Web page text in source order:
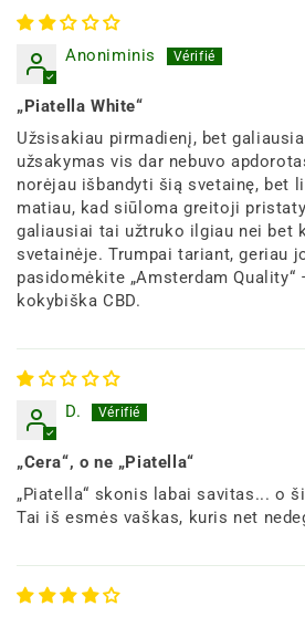
Anoniminis
„Piatella White“
Užsisakiau pirmadienį, bet
užsakymas vis dar nebuvo
norėjau išbandyti šią svetainę, bet
matiau, kad siūloma greitoji
galiausiai tai užtruko ilgiau nei bet
svetainėje. Trumpai tariant, geriau
pasidomėkite „Amsterdam
kokybiška CBD.
D.
„Cera“, o ne „Piatella“
„Piatella“ skonis labai savitas... o
Tai iš esmės vaškas, kuris net